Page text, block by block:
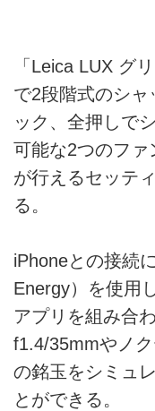
「Leica LUX グ
で2段階式のシャ
ック、全押しで
可能な2つのファ
が行えるセッテ
る。
iPhoneとの接続
Energy）を使用
アプリを組み合
f1.4/35mmやノ
の銘玉をシミュ
とができる。